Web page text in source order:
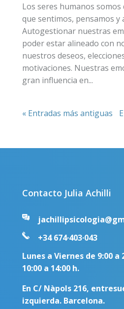
Los seres humanos
que sentimos, pensamos y
Autogestionar nuestras
poder estar alineado con
nuestros deseos,
motivaciones. Nuestras
gran influencia en...
« Entradas más antiguas
Contacto Julia Achilli
+34 674·403·043
Lunes a Viernes de 9:00 a
10:00 a 14:00 h.
En C/ Nàpols 216,
izquierda. Barcelona.